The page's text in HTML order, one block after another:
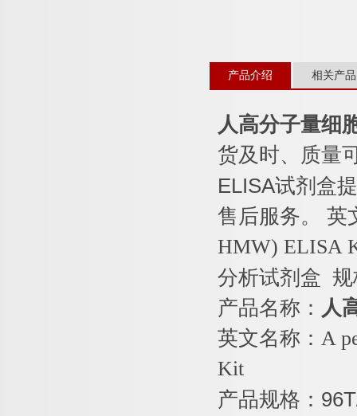
产品介绍 相关产品
人高分子量细
货及时、质量
ELISA试剂盒
售后服务。
英
HMW) ELISA
分析试剂盒
产品名称： 人
英文名称： A
Kit
产品规格：